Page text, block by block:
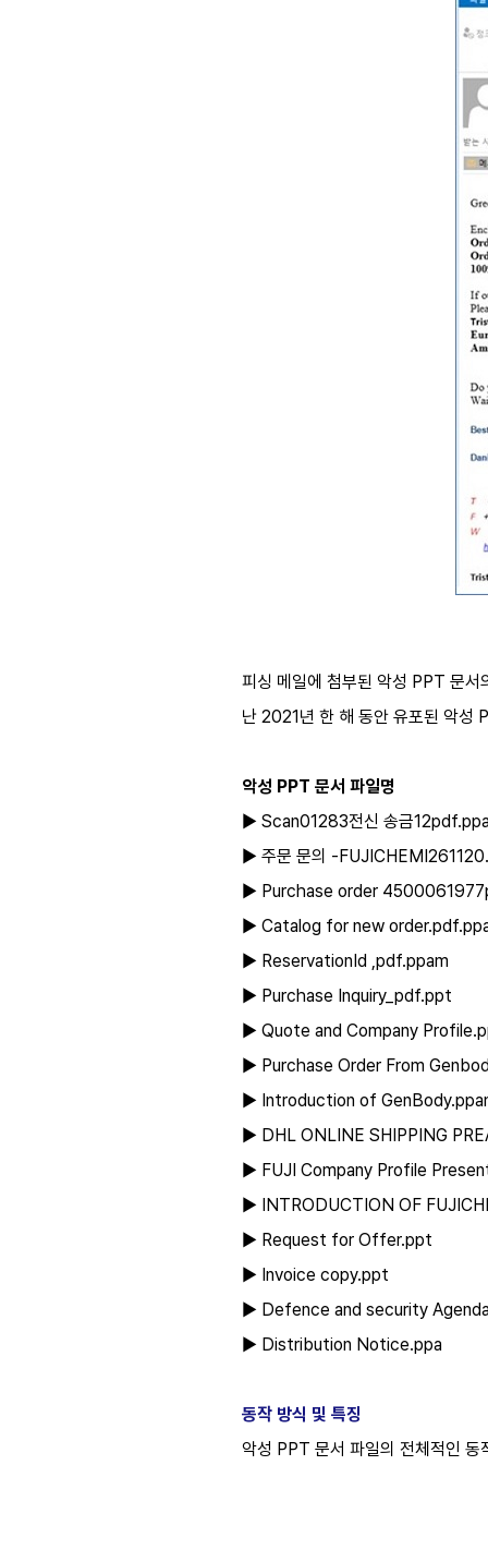
피싱 메일에 첨부된 악성 PPT 문서
난 2021년 한 해 동안 유포된 악성
악성 PPT 문서 파일명
▶ Scan01283전신 송금
▶ 주문 문의 -
▶ Purchase order
▶ Catalog for new
▶ ReservationId ,pdf.ppam
▶ Purchase Inquiry_pdf.ppt
▶ Quote and Company
▶ Purchase Order From
▶ Introduction of
▶ DHL ONLINE SHIPPING
▶ FUJI Company Profile
▶ INTRODUCTION OF
▶ Request for Offer.ppt
▶ Invoice copy.ppt
▶ Defence and security
▶ Distribution Notice.ppa
동작 방식 및 특징
악성 PPT 문서 파일의 전체적인